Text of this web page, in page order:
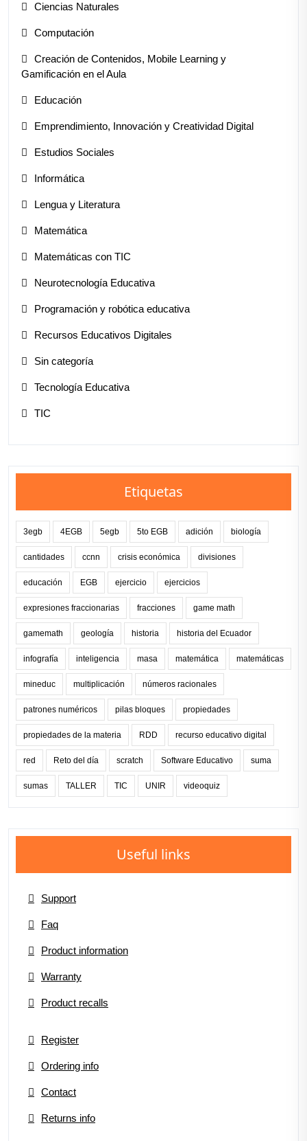
Ciencias Naturales
Computación
Creación de Contenidos, Mobile Learning y
Gamificación en el Aula
Educación
Emprendimiento, Innovación y Creatividad Digital
Estudios Sociales
Informática
Lengua y Literatura
Matemática
Matemáticas con TIC
Neurotecnología Educativa
Programación y robótica educativa
Recursos Educativos Digitales
Sin categoría
Tecnología Educativa
TIC
Etiquetas
3egb 4EGB 5egb 5to EGB adición biología
cantidades ccnn crisis económica divisiones
educación EGB ejercicio ejercicios
expresiones fraccionarias fracciones game math
gamemath geología historia historia del Ecuador
infografía inteligencia masa matemática matemáticas
mineduc multiplicación números racionales
patrones numéricos pilas bloques propiedades
propiedades de la materia RDD recurso educativo digital
red Reto del día scratch Software Educativo suma
sumas TALLER TIC UNIR videoquiz
Useful links
Support
Faq
Product information
Warranty
Product recalls
Register
Ordering info
Contact
Returns info